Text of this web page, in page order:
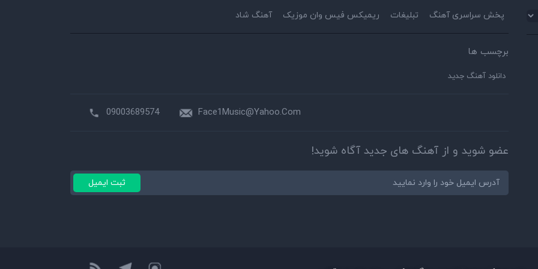
پخش سراسری آهنگ تبلیغات ریمیکس فیس وان موزیک آهنگ شاد
برچسب ها
دانلود آهنگ جدید
Face1Music@Yahoo.Com
09003689574
عضو شوید و از آهنگ های جدید آگاه شوید!
ثبت ایمیل